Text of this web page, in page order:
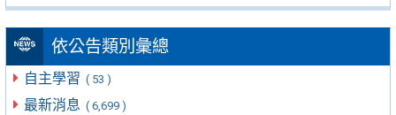
依公告類別彙總
自主學習 ( 53 )
最新消息 ( 6,699 )